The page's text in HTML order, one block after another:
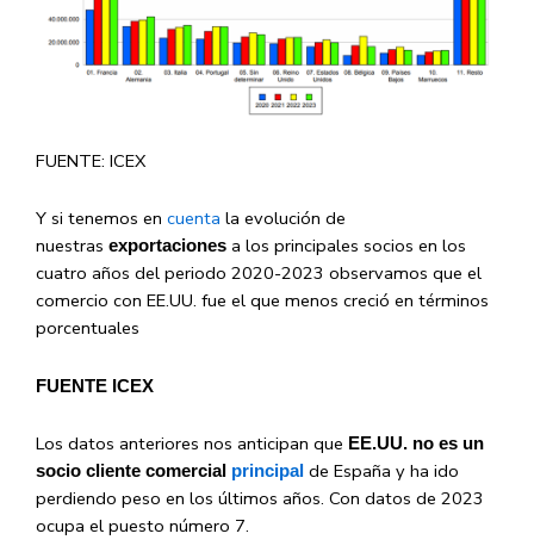
FUENTE: ICEX
Y si tenemos en cuenta la evolución de
nuestras exportaciones a los principales socios en los
cuatro años del periodo 2020-2023 observamos que el
comercio con EE.UU. fue el que menos creció en términos
porcentuales
FUENTE ICEX
Los datos anteriores nos anticipan que EE.UU. no es un
socio cliente comercial principal de España y ha ido
perdiendo peso en los últimos años. Con datos de 2023
ocupa el puesto número 7.